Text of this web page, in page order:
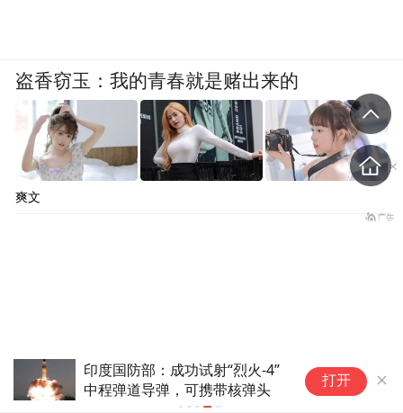
印度国防部：成功试射“烈火-4”
中程弹道导弹，可携带核弹头
打开
盗香窃玉：我的青春就是赌出来的
爽文